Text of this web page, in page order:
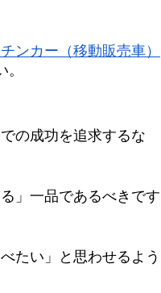
ンカー（移動販売車）
の成功を追求するな
」一品であるべきです
たい」と思わせるよう